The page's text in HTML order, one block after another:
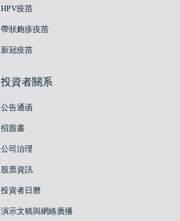
HPV疫苗
帶狀皰疹疫苗
新冠疫苗
投資者關系
公告通函
招股書
公司治理
股票資訊
投資者日曆
演示文稿與網絡廣播